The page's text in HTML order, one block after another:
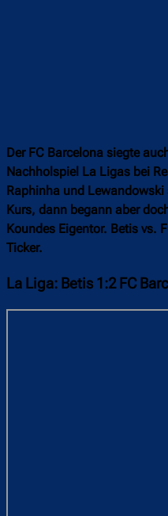
Der FC Barcelona siegte
Nachholspiel La Ligas bei
Raphinha und
Kurs, dann begann aber
Koundes Eigentor. Betis vs.
Ticker.
La Liga: Betis 1:2 FC